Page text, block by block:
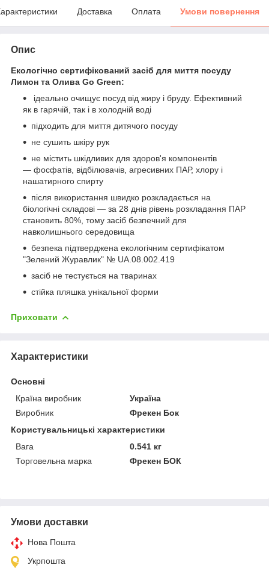
Доставка Оплата Умови повернення
Опис
Екологічно сертифікований засіб для миття посуду
Лимон та Олива Go Green:
ідеально очищує посуд від жиру і бруду. Ефективний
як в гарячій, так і в холодній воді
підходить для миття дитячого посуду
не сушить шкіру рук
не містить шкідливих для здоров'я компонентів
— фосфатів, відбілювачів, агресивних ПАР, хлору і
нашатирного спирту
після використання швидко розкладається на
біологічні складові — за 28 днів рівень розкладання ПАР
становить 80%, тому засіб безпечний для
навколишнього середовища
безпека підтверджена екологічним сертифікатом
"Зелений Журавлик" № UA.08.002.419
засіб не тестується на тваринах
стійка пляшка унікальної форми
Приховати
Характеристики
Основні
Країна виробник
Україна
Виробник
Фрекен Бок
Користувальницькі характеристики
Вага
0.541 кг
Торговельна марка
Фрекен БОК
Умови доставки
Нова Пошта
Укрпошта